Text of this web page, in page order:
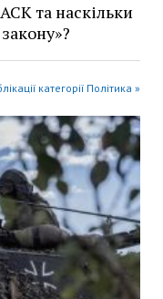
та наскільки
категорії Політика »